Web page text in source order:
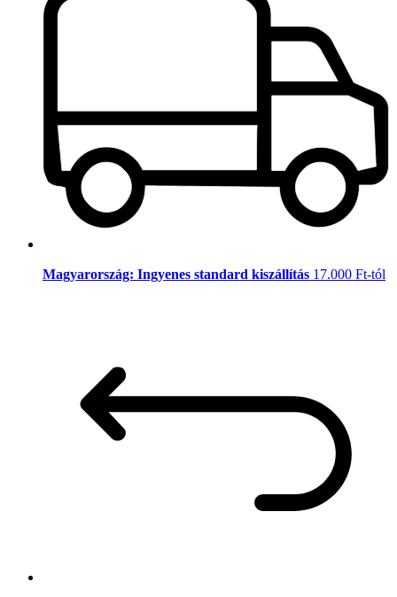
Magyarország: Ingyenes standard kiszállítás 17.000 Ft-tól